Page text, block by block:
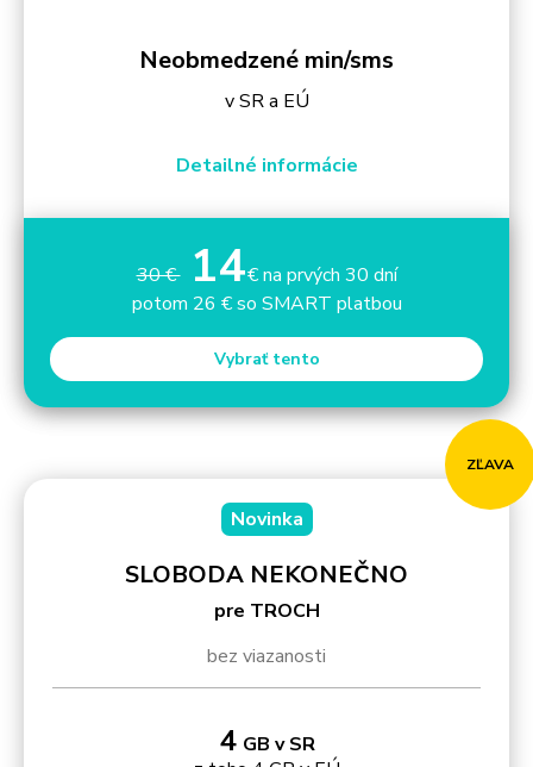
Neobmedzené min/sms
v SR a EÚ
Detailné informácie
30 € 14€ na prvých 30 dní
potom 26 € so SMART platbou
Vybrať tento
ZĽAVA
Novinka
SLOBODA NEKONEČNO
pre TROCH
bez viazanosti
4 GB v SR